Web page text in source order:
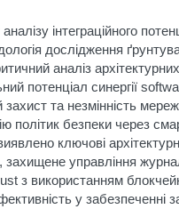
інтеграційного
дослідження
аналіз
потенціал синергії
та незмінність
політик безпеки через
ключові
захищене управління
з використанням
у